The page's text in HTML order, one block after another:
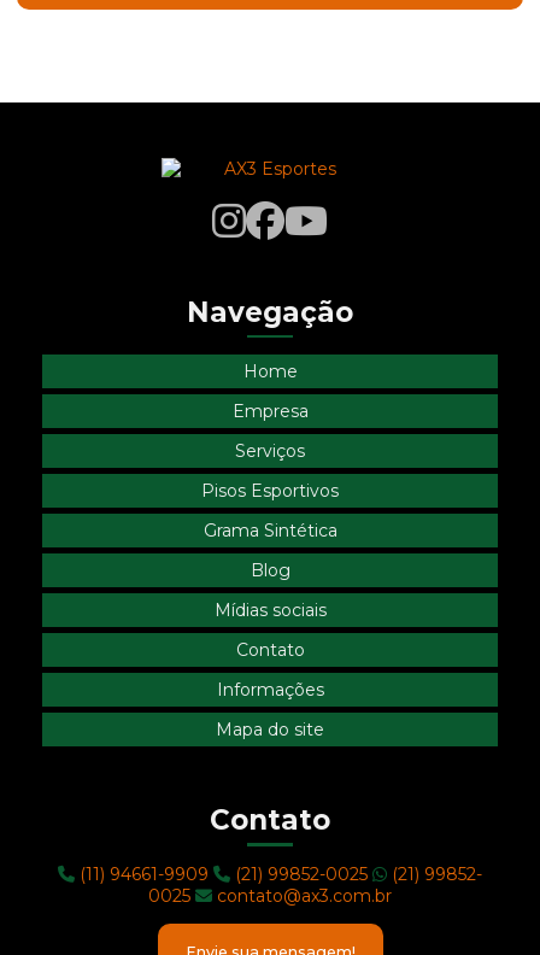
Navegação
Home
Empresa
Serviços
Pisos Esportivos
Grama Sintética
Blog
Mídias sociais
Contato
Informações
Mapa do site
Contato
(11) 94661-9909 (21) 99852-0025
(21) 99852-
0025
contato@ax3.com.br